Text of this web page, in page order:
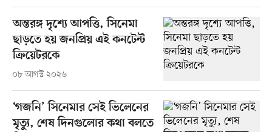
অন্তরঙ্গ দৃশ্যে আপত্তি, সিনেমা
ছাড়তে হয় জনপ্রিয় এই কনটেন্ট
ক্রিয়েটরকে
০৮ আগস্ট ২০২৬
‘গজনি’ সিনেমার সেই ভিলেনের
মৃত্যু, শেষ দিনগুলোর কথা বলতে